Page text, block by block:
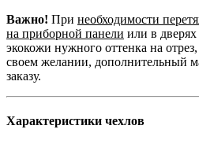
Важно! При необходимости
на приборной панели или в
экокожи нужного оттенка на
своем желании, дополнительный
заказу.
Характеристики чехлов